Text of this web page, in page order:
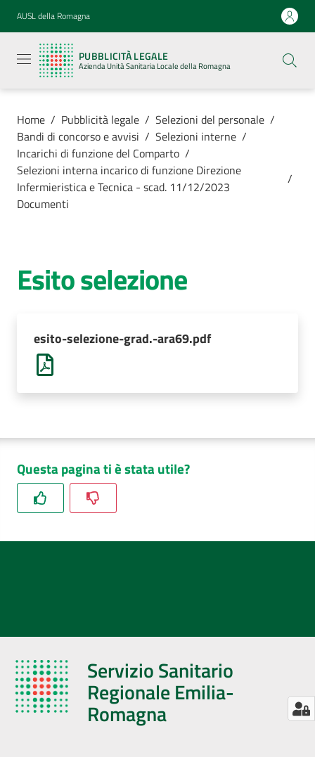
Vai al contenuto
Vai alla navigazione
Vai al footer
AUSL della Romagna
PUBBLICITÀ LEGALE
Azienda Unità Sanitaria Locale della Romagna
legale
Azienda
Unità
Locale della
Azienda
Luoghi di
cura
AUSL
Comunica
Home / Pubblicità legale / Selezioni del personale /
Bandi di concorso e avvisi / Selezioni interne /
Incarichi di funzione del Comparto /
Selezioni interna incarico di funzione Direzione
Infermieristica e Tecnica - scad. 11/12/2023
/
Documenti
Esito selezione
esito-selezione-grad.-ara69.pdf
Questa pagina ti è stata utile?
Servizio Sanitario
Regionale Emilia-
Romagna